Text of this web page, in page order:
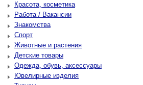
Красота, косметика
Работа / Вакансии
Знакомства
Спорт
Животные и растения
Детские товары
Одежда, обувь, аксессуары
Ювелирные изделия